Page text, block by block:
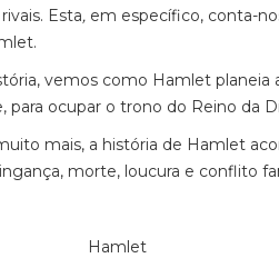
Esta, em específico, conta-
vemos como Hamlet planeia
para ocupar o trono do Reino da
mais, a história de Hamlet
morte, loucura e conflito